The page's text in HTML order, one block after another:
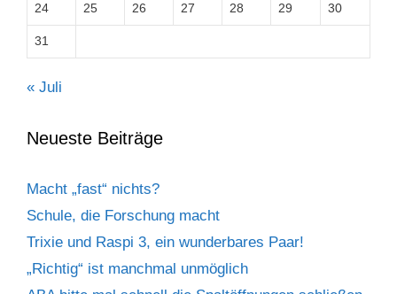
24 25 26 27 28 29 30
31
« Juli
Neueste Beiträge
Macht „fast“ nichts?
Schule, die Forschung macht
Trixie und Raspi 3, ein wunderbares Paar!
„Richtig“ ist manchmal unmöglich